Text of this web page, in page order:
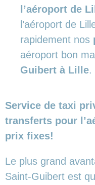
l’aéroport de
l’aéroport de
rapidement nos
aéroport bon
Guibert à Lille.
Service de taxi
transferts pour
prix fixes!
Le plus grand
Saint-Guibert est